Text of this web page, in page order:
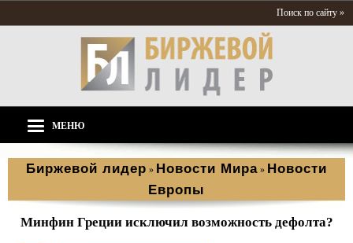
Поиск по сайту »
МЕНЮ
Биржевой лидер » Новости Мира » Новости
Европы
Минфин Греции исключил возможность дефолта?